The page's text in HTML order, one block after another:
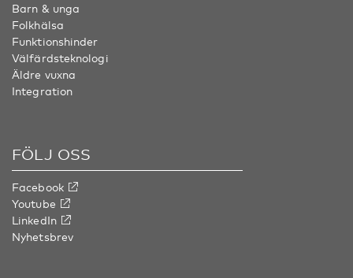
Barn & unga
Folkhälsa
Funktionshinder
Välfärdsteknologi
Äldre vuxna
Integration
FÖLJ OSS
Facebook
Youtube
LinkedIn
Nyhetsbrev